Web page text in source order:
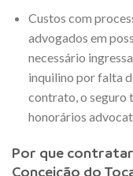
Custos com
advogados em
necessário
inquilino por falta
contrato, o seguro
honorários
Por que
Conceição do